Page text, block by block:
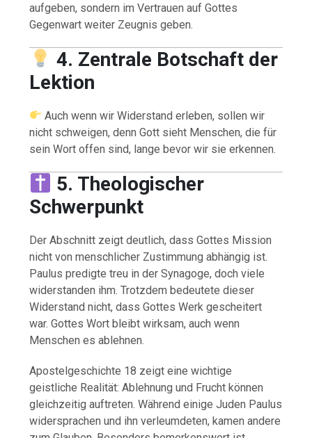
aufgeben, sondern im Vertrauen auf Gottes
Gegenwart weiter Zeugnis geben.
4. Zentrale Botschaft der
Lektion
Auch wenn wir Widerstand erleben, sollen wir
nicht schweigen, denn Gott sieht Menschen, die für
sein Wort offen sind, lange bevor wir sie erkennen.
5. Theologischer
Schwerpunkt
Der Abschnitt zeigt deutlich, dass Gottes Mission
nicht von menschlicher Zustimmung abhängig ist.
Paulus predigte treu in der Synagoge, doch viele
widerstanden ihm. Trotzdem bedeutete dieser
Widerstand nicht, dass Gottes Werk gescheitert
war. Gottes Wort bleibt wirksam, auch wenn
Menschen es ablehnen.
Apostelgeschichte 18 zeigt eine wichtige
geistliche Realität: Ablehnung und Frucht können
gleichzeitig auftreten. Während einige Juden Paulus
widersprachen und ihn verleumdeten, kamen andere